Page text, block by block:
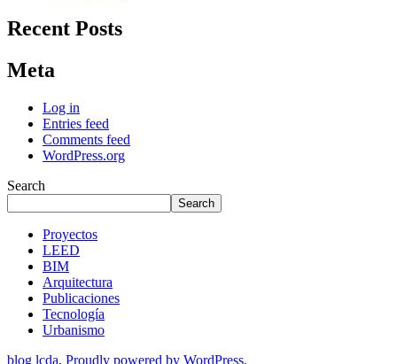
Recent Posts
Meta
Log in
Entries feed
Comments feed
WordPress.org
Search
Search
Proyectos
LEED
BIM
Arquitectura
Publicaciones
Tecnología
Urbanismo
blog lcda, Proudly powered by WordPress.